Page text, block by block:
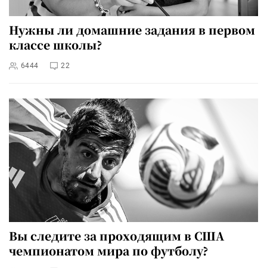
Нужны ли домашние задания в первом
классе школы?
6444 22
Вы следите за проходящим в США
чемпионатом мира по футболу?